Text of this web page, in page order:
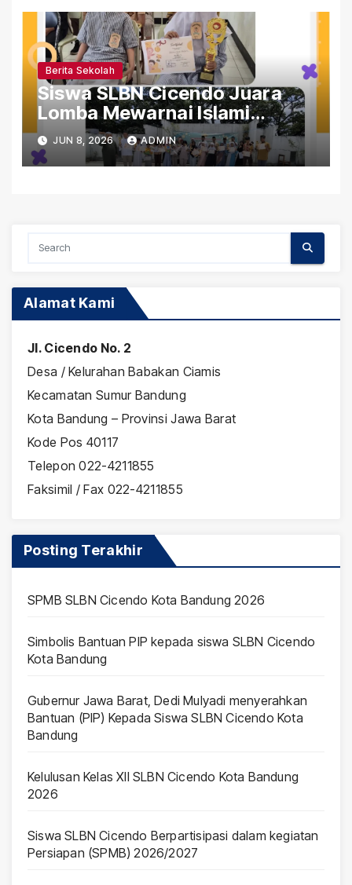
Berita Sekolah
Siswa SLBN Cicendo Juara
Lomba Mewarnai Islami
Gerakan Pramuka Tingkat
Kwaran Sumur Bandung
JUN 8, 2026 ADMIN
Alamat Kami
Jl. Cicendo No. 2
Desa / Kelurahan Babakan Ciamis
Kecamatan Sumur Bandung
Kota Bandung – Provinsi Jawa Barat
Kode Pos 40117
Telepon 022-4211855
Faksimil / Fax 022-4211855
Posting Terakhir
SPMB SLBN Cicendo Kota Bandung 2026
Simbolis Bantuan PIP kepada siswa SLBN Cicendo
Kota Bandung
Gubernur Jawa Barat, Dedi Mulyadi menyerahkan
Bantuan (PIP) Kepada Siswa SLBN Cicendo Kota
Bandung
Kelulusan Kelas XII SLBN Cicendo Kota Bandung
2026
Siswa SLBN Cicendo Berpartisipasi dalam kegiatan
Persiapan (SPMB) 2026/2027